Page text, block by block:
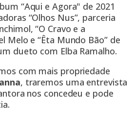
“Aqui e Agora" de 2021
“Olhos Nus”, parceria
“O Cravo e a
Melo e “Êta Mundo Bão” de
dueto com Elba Ramalho.
com mais propriedade
, traremos uma entrevista
nos concedeu e pode